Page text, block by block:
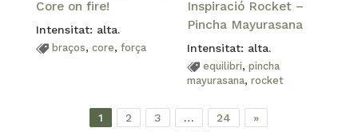
Core on fire!
Intensitat: alta.
braços, core, força
Inspiració Rocket –
Pincha Mayurasana
Intensitat: alta.
equilibri, pincha
mayurasana, rocket
1 2 3 … 24 »